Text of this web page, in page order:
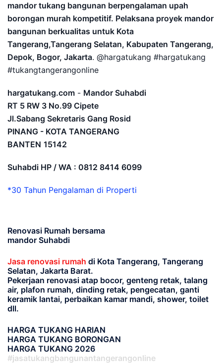
mandor tukang bangunan berpengalaman upah
borongan murah kompetitif. Pelaksana proyek mandor
bangunan berkualitas untuk Kota
Tangerang,Tangerang Selatan, Kabupaten Tangerang,
Depok, Bogor, Jakarta. @hargatukang #hargatukang
#tukangtangerangonline
hargatukang.com - Mandor Suhabdi
RT 5 RW 3 No.99 Cipete
Jl.Sabang Sekretaris Gang Rosid
PINANG - KOTA TANGERANG
BANTEN 15142
Suhabdi HP / WA : 0812 8414 6099
*30 Tahun Pengalaman di Properti
Renovasi Rumah bersama
mandor Suhabdi
Jasa renovasi rumah di Kota Tangerang, Tangerang
Selatan, Jakarta Barat.
Pekerjaan renovasi atap bocor, genteng retak, talang
air, plafon rumah, dinding retak, pengecatan, ganti
keramik lantai, perbaikan kamar mandi, shower, toilet
dll.
HARGA TUKANG HARIAN
HARGA TUKANG BORONGAN
HARGA TUKANG 2026
#jasatukangbangunantangerangonline